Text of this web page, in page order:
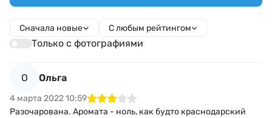
Сначала новые С любым рейтингом
Только с фотографиями
О Ольга
4 марта 2022 10:59
Разочарована. Аромата - ноль, как будто краснодарский